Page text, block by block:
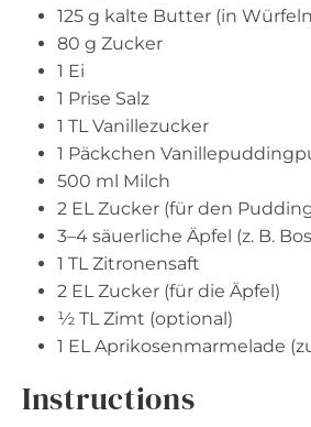
125 g kalte Butter (in
80 g Zucker
1 Ei
1 Prise Salz
1 TL Vanillezucker
1 Päckchen
500 ml Milch
2 EL Zucker (für den
3–4 säuerliche Äpfel (z. B.
1 TL Zitronensaft
2 EL Zucker (für die Äpfel)
½ TL Zimt (optional)
1 EL Aprikosenmarmelade
Instructions